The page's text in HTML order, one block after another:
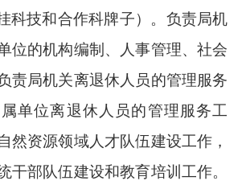
科技和合作科牌子） 。 负责局机
位的机构编制、人事管理、社会
责局机关离退休人员的管理服务
单位离退休人员的管理服务工
然资源领域人才队伍建设工作，
干部队伍建设和教育培训工作。